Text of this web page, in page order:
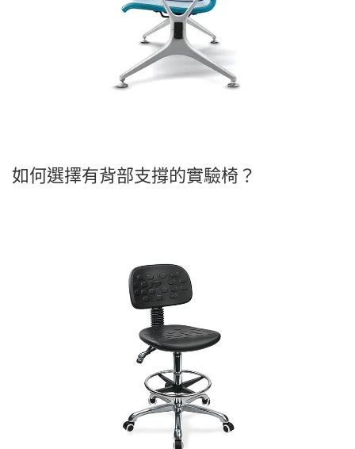
如何選擇有背部支撐的實驗椅？